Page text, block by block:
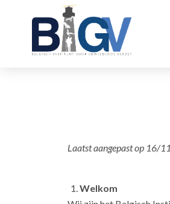
Laatst aangepast op 16/
Welkom